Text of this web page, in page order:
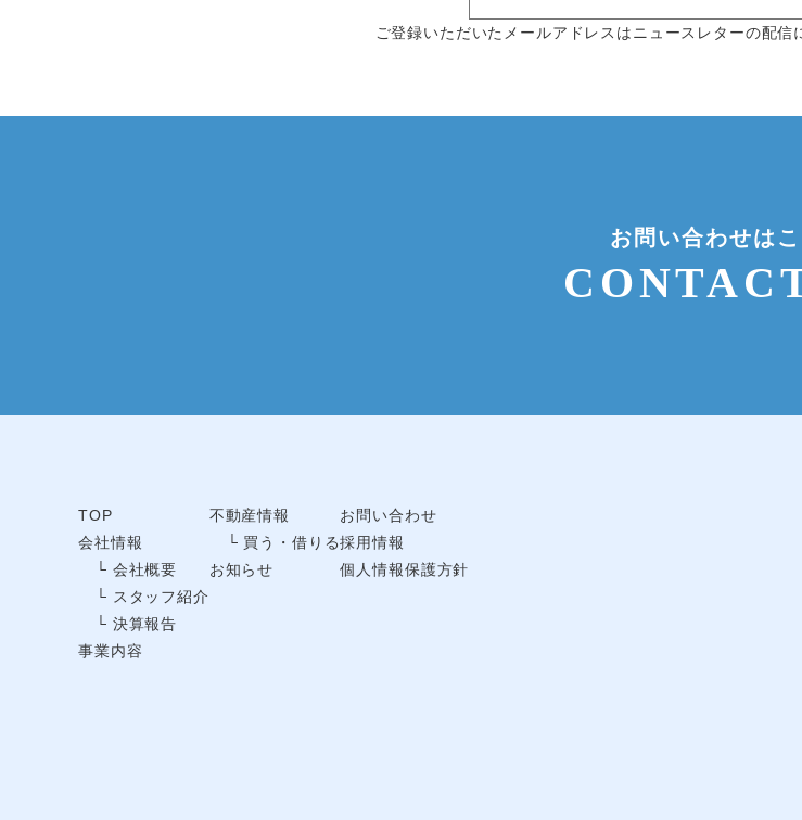
ご登録いただいたメールアドレスはニュースレターの配信
お問い合わせは
TOP
会社情報
└ 会社概要
└ スタッフ紹介
└ 決算報告
事業内容
不動産情報
└ 買う・借りる
お知らせ
お問い合わせ
採用情報
個人情報保護方針